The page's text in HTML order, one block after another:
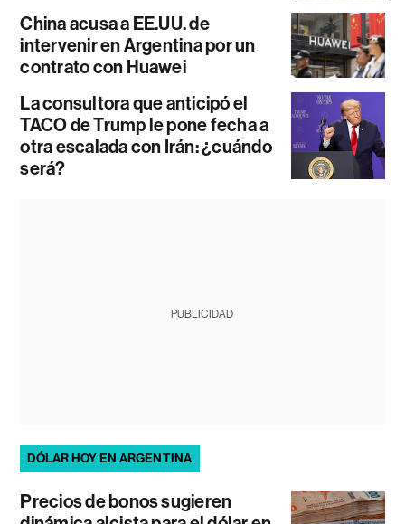
China acusa a EE.UU. de
intervenir en Argentina por un
contrato con Huawei
La consultora que anticipó el
TACO de Trump le pone fecha a
otra escalada con Irán: ¿cuándo
será?
PUBLICIDAD
DÓLAR HOY EN ARGENTINA
Precios de bonos sugieren